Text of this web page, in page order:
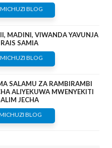
BLOG
MADINI, VIWANDA YAVUNJA
SAMIA
BLOG
SALAMU ZA RAMBIRAMBI
ALIYEKUWA MWENYEKITI
JECHA
BLOG